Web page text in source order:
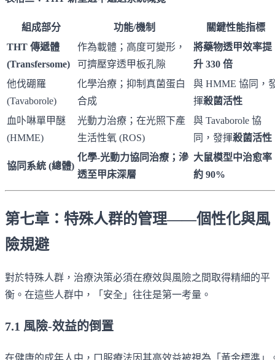
組成部分 功能/機制
關鍵性能指標
THT 傳遞體
(Transfersome)
作為載體；高度可變形，
可擠壓穿透甲板孔隙
將藥物透甲效率提
升 330 倍
他伐硼羅
(Tavaborole)
化學治療；抑制真菌蛋白
合成
與 HMME 協同，
揮殺菌活性
血卟啉單甲醚
(HMME)
光動力治療；在光照下產
生活性氧 (ROS)
與 Tavaborole 協
同，發揮殺菌活性
協同系統 (總體)
化學-光動力協同治療；滲
透至甲床深層
大鼠模型中治愈率
約 90%
第七章：特殊人群的管理——個性化與風
險規避
對於特殊人群，治療決策必須在療效與風險之間取得精細的平
衡。在這些人群中，「安全」往往是第一考量。
7.1 風險-效益的倒置